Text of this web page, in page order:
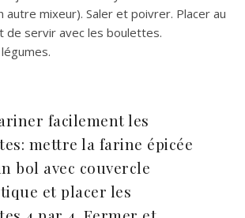
autre mixeur). Saler et poivrer. Placer au
de servir avec les boulettes.
facilement les
mettre la farine épicée
bol avec couvercle
et placer les